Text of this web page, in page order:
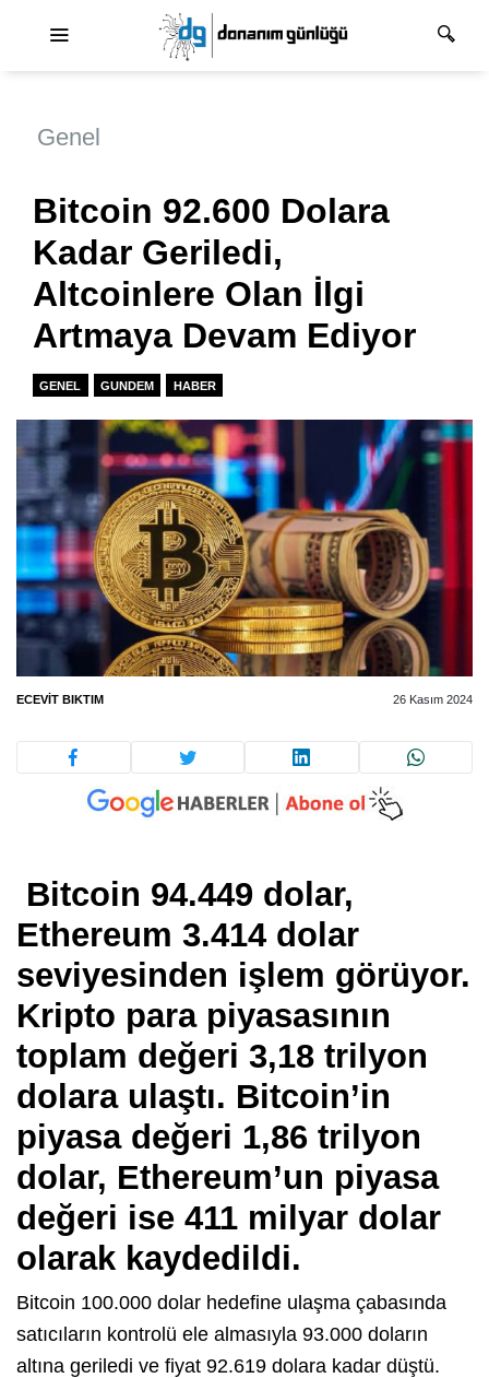
Genel
Bitcoin 92.600 Dolara
Kadar Geriledi,
Altcoinlere Olan İlgi
Artmaya Devam Ediyor
GENEL GUNDEM HABER
ECEVIT BIKTIM 26 Kasım 2024
Bitcoin 94.449 dolar,
Ethereum 3.414 dolar
seviyesinden işlem görüyor.
Kripto para piyasasının
toplam değeri 3,18 trilyon
dolara ulaştı. Bitcoin’in
piyasa değeri 1,86 trilyon
dolar, Ethereum’un piyasa
değeri ise 411 milyar dolar
olarak kaydedildi.
Bitcoin 100.000 dolar hedefine ulaşma çabasında
satıcıların kontrolü ele almasıyla 93.000 doların
altına geriledi ve fiyat 92.619 dolara kadar düştü.